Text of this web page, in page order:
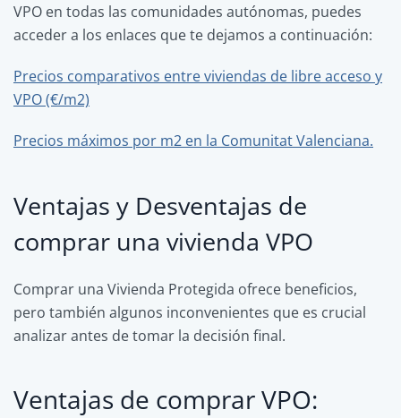
VPO en todas las comunidades autónomas, puedes
acceder a los enlaces que te dejamos a continuación:
Precios comparativos entre viviendas de libre acceso y
VPO (€/m2)
Precios máximos por m2 en la Comunitat Valenciana.
Ventajas y Desventajas de
comprar una vivienda VPO
Comprar una Vivienda Protegida ofrece beneficios,
pero también algunos inconvenientes que es crucial
analizar antes de tomar la decisión final.
Ventajas de comprar VPO: